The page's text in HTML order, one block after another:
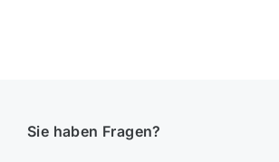
Sie haben Fragen?